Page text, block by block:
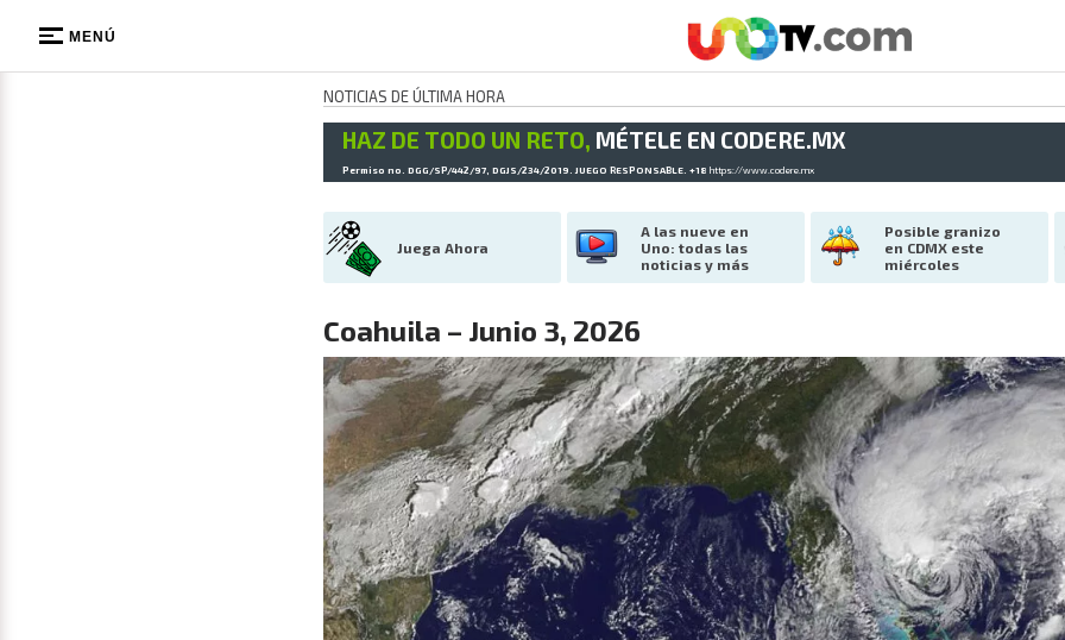
MENÚ
NOTICIAS DE ÚLTIMA HORA
HAZ DE TODO UN RETO, MÉTELE EN CODERE.MX
Permiso no. DGG/SP/442/97, DGJS/234/2019. JUEGO RESPONSABLE. +18 https://www.codere.mx
Juega Ahora
A las nueve en
Uno: todas las
noticias y más
Posible granizo
en CDMX este
miércoles
Coahuila – Junio 3, 2026